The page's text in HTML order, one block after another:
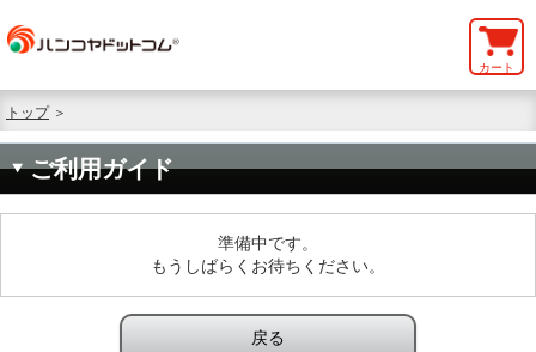
カート
トップ＞
ご利用ガイド
準備中です。
もうしばらくお待ちください。
戻る